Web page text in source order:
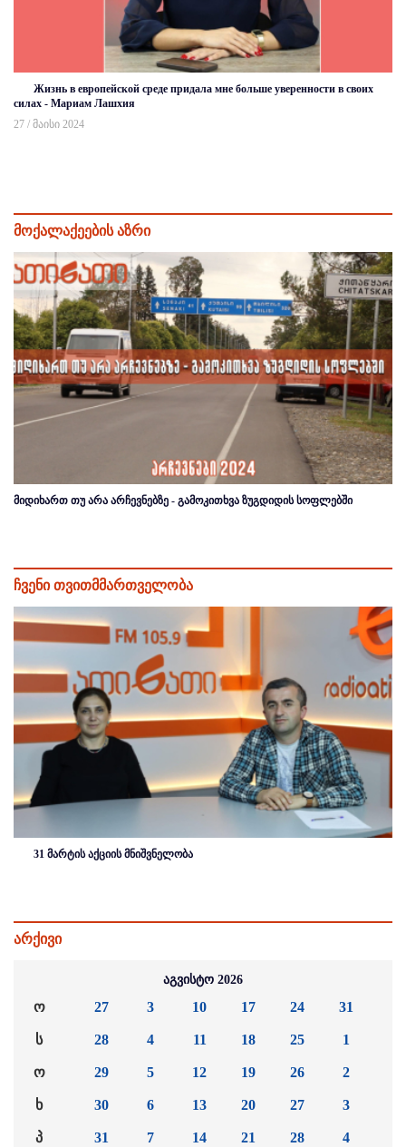
Жизнь в европейской среде придала мне больше уверенности в своих
силах - Мариам Лашхия
27 / მაისი 2024
მოქალაქეების აზრი
მიდიხართ თუ არა არჩევნებზე - გამოკითხვა ზუგდიდის სოფლებში
ჩვენი თვითმმართველობა
31 მარტის აქციის მნიშვნელობა
არქივი
აგვისტო 2026
ო
ს
ო
ხ
პ
27
28
29
30
31
3
4
5
6
7
10
11
12
13
14
17
18
19
20
21
24
25
26
27
28
31
1
2
3
4